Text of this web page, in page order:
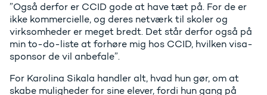
”Også derfor er CCID gode at have tæt på. For de er
ikke kommercielle, og deres netværk til skoler og
virksomheder er meget bredt. Det står derfor også på
min to-do-liste at forhøre mig hos CCID, hvilken visa-
sponsor de vil anbefale”.
For Karolina Sikala handler alt, hvad hun gør, om at
skabe muligheder for sine elever, fordi hun gang på